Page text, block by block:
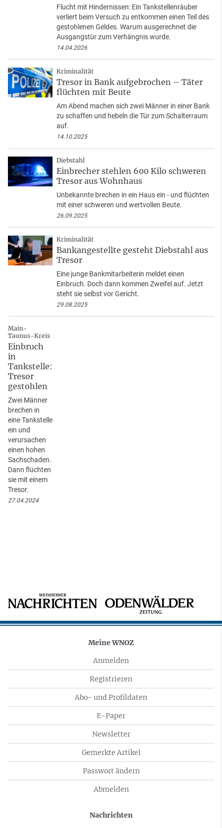
Flucht mit Hindernissen: Ein Tankstellenräuber
verliert beim Versuch zu entkommen einen Teil des
gestohlenen Geldes. Warum ausgerechnet die
Ausgangstür zum Verhängnis wurde.
14.04.2026
Kriminalität
Tresor in Bank aufgebrochen – Täter
flüchten mit Beute
Am Abend machen sich zwei Männer in einer Bank
zu schaffen und hebeln die Tür zum Schalterraum
auf.
14.10.2025
Diebstahl
Einbrecher stehlen 600 Kilo schweren
Tresor aus Wohnhaus
Unbekannte brechen in ein Haus ein - und flüchten
mit einer schweren und wertvollen Beute.
26.09.2025
Kriminalität
Bankangestellte gesteht Diebstahl aus
Tresor
Eine junge Bankmitarbeiterin meldet einen
Einbruch. Doch dann kommen Zweifel auf. Jetzt
steht sie selbst vor Gericht.
29.08.2025
Main-
Taunus-Kreis
Einbruch
in
Tankstelle:
Tresor
gestohlen
Zwei Männer
brechen in
eine Tankstelle
ein und
verursachen
einen hohen
Sachschaden.
Dann flüchten
sie mit einem
Tresor.
27.04.2024
Meine WNOZ
Anmelden
Registrieren
Abo- und Profildaten
E-Paper
Newsletter
Gemerkte Artikel
Passwort ändern
Abmelden
Nachrichten